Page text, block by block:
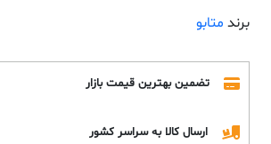
برند متابو
تضمین بهترین قیمت بازار
ارسال کالا به سراسر کشور